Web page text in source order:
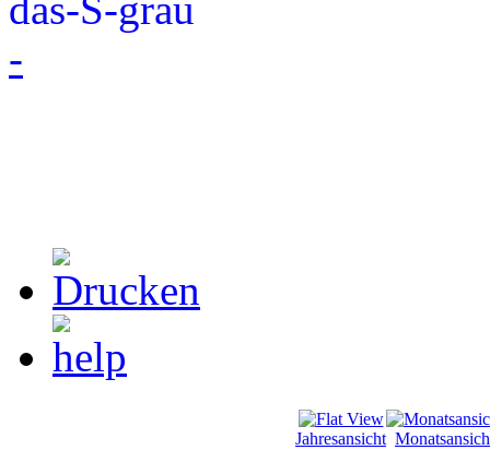
-
Jahresansicht